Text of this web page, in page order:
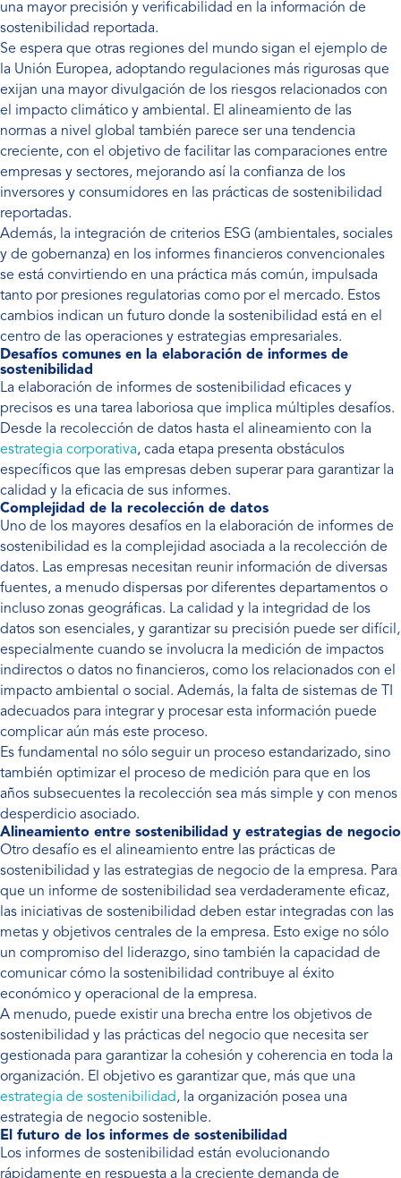
una mayor precisión y verificabilidad en la información de
sostenibilidad reportada.
Se espera que otras regiones del mundo sigan el ejemplo de
la Unión Europea, adoptando regulaciones más rigurosas que
exijan una mayor divulgación de los riesgos relacionados con
el impacto climático y ambiental. El alineamiento de las
normas a nivel global también parece ser una tendencia
creciente, con el objetivo de facilitar las comparaciones entre
empresas y sectores, mejorando así la confianza de los
inversores y consumidores en las prácticas de sostenibilidad
reportadas.
Además, la integración de criterios ESG (ambientales, sociales
y de gobernanza) en los informes financieros convencionales
se está convirtiendo en una práctica más común, impulsada
tanto por presiones regulatorias como por el mercado. Estos
cambios indican un futuro donde la sostenibilidad está en el
centro de las operaciones y estrategias empresariales.
Desafíos comunes en la elaboración de informes de
sostenibilidad
La elaboración de informes de sostenibilidad eficaces y
precisos es una tarea laboriosa que implica múltiples desafíos.
Desde la recolección de datos hasta el alineamiento con la
estrategia corporativa, cada etapa presenta obstáculos
específicos que las empresas deben superar para garantizar la
calidad y la eficacia de sus informes.
Complejidad de la recolección de datos
Uno de los mayores desafíos en la elaboración de informes de
sostenibilidad es la complejidad asociada a la recolección de
datos. Las empresas necesitan reunir información de diversas
fuentes, a menudo dispersas por diferentes departamentos o
incluso zonas geográficas. La calidad y la integridad de los
datos son esenciales, y garantizar su precisión puede ser difícil,
especialmente cuando se involucra la medición de impactos
indirectos o datos no financieros, como los relacionados con el
impacto ambiental o social. Además, la falta de sistemas de TI
adecuados para integrar y procesar esta información puede
complicar aún más este proceso.
Es fundamental no sólo seguir un proceso estandarizado, sino
también optimizar el proceso de medición para que en los
años subsecuentes la recolección sea más simple y con menos
desperdicio asociado.
Alineamiento entre sostenibilidad y estrategias de negocio
Otro desafío es el alineamiento entre las prácticas de
sostenibilidad y las estrategias de negocio de la empresa. Para
que un informe de sostenibilidad sea verdaderamente eficaz,
las iniciativas de sostenibilidad deben estar integradas con las
metas y objetivos centrales de la empresa. Esto exige no sólo
un compromiso del liderazgo, sino también la capacidad de
comunicar cómo la sostenibilidad contribuye al éxito
económico y operacional de la empresa.
A menudo, puede existir una brecha entre los objetivos de
sostenibilidad y las prácticas del negocio que necesita ser
gestionada para garantizar la cohesión y coherencia en toda la
organización. El objetivo es garantizar que, más que una
estrategia de sostenibilidad, la organización posea una
estrategia de negocio sostenible.
El futuro de los informes de sostenibilidad
Los informes de sostenibilidad están evolucionando
rápidamente en respuesta a la creciente demanda de